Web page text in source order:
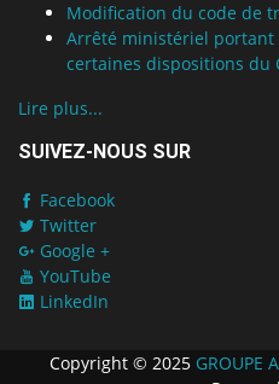
Modification du code de
Arrêté ministériel portant
certaines dispositions du
Lire plus...
SUIVEZ-NOUS SUR
Facebook
Twitter
Google +
YouTube
LinkedIn
Copyright © 2025 GROUPE